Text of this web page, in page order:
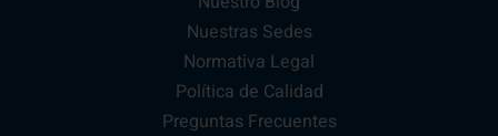
Nuestras Sedes
Normativa Legal
Política de Calidad
Preguntas Frecuentes